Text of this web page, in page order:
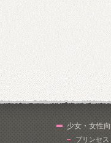
少女・女性
プリンセス